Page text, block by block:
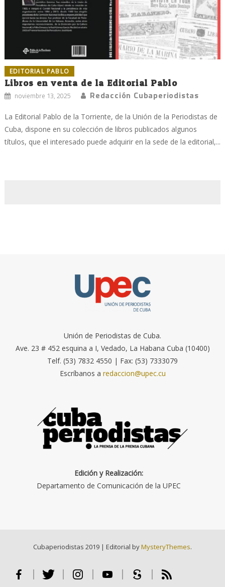
EDITORIAL PABLO
Libros en venta de la Editorial Pablo
noviembre 13, 2025 Redacción Cubaperiodistas
La Editorial Pablo de la Torriente, de la Unión de la Periodistas de
Cuba, dispone en su colección de libros publicados algunos
títulos, que el interesado puede adquirir en la sede de la editorial,...
Unión de Periodistas de Cuba.
Ave. 23 # 452 esquina a I, Vedado, La Habana Cuba (10400)
Telf. (53) 7832 4550 | Fax: (53) 7333079
Escríbanos a redaccion@upec.cu
Edición y Realización:
Departamento de Comunicación de la UPEC
Cubaperiodistas 2019 | Editorial byMysteryThemes.
Facebook Twitter Instagram Youtube Scribd RSS